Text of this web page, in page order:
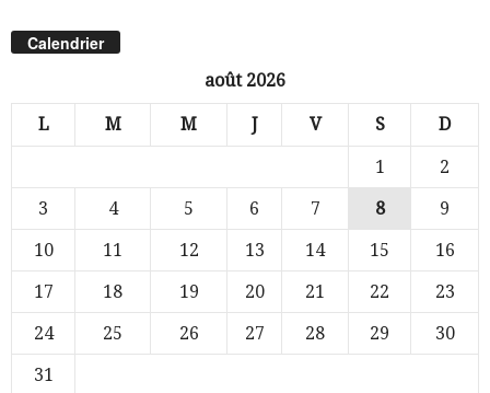
Calendrier
août 2026
L M M J V S D
1
2
3
4 5 6 7 8
9
10
11 12 13 14 15
16
17
18 19 20 21 22
23
24
25 26 27 28 29
30
31